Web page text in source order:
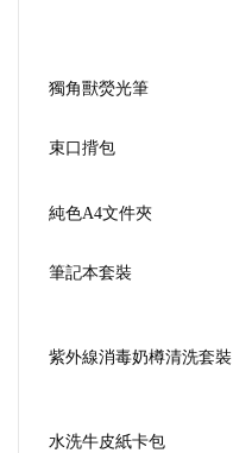
獨角獸熒光筆
束口揹包
純色A4文件夾
筆記本套裝
紫外線消毒奶樽清洗套裝
水洗牛皮紙卡包